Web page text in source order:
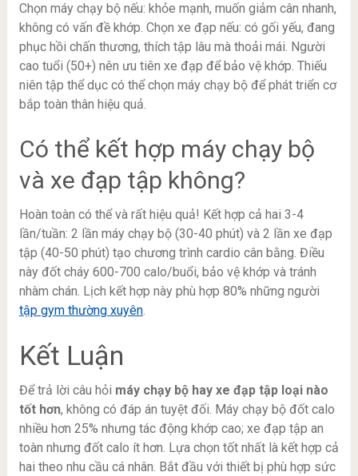
Chọn máy chạy bộ nếu: khỏe mạnh, muốn giảm cân nhanh,
không có vấn đề khớp. Chọn xe đạp nếu: có gối yếu, đang
phục hồi chấn thương, thích tập lâu mà thoải mái. Người
cao tuổi (50+) nên ưu tiên xe đạp để bảo vệ khớp. Thiếu
niên tập thể dục có thể chọn máy chạy bộ để phát triển cơ
bắp toàn thân hiệu quả.
Có thể kết hợp máy chạy bộ
và xe đạp tập không?
Hoàn toàn có thể và rất hiệu quả! Kết hợp cả hai 3-4
lần/tuần: 2 lần máy chạy bộ (30-40 phút) và 2 lần xe đạp
tập (40-50 phút) tạo chương trình cardio cân bằng. Điều
này đốt cháy 600-700 calo/buổi, bảo vệ khớp và tránh
nhàm chán. Lịch kết hợp này phù hợp 80% những người
tập gym thường xuyên.
Kết Luận
Để trả lời câu hỏi máy chạy bộ hay xe đạp tập loại nào
tốt hơn, không có đáp án tuyệt đối. Máy chạy bộ đốt calo
nhiều hơn 25% nhưng tác động khớp cao; xe đạp tập an
toàn nhưng đốt calo ít hơn. Lựa chọn tốt nhất là kết hợp cả
hai theo nhu cầu cá nhân. Bắt đầu với thiết bị phù hợp sức